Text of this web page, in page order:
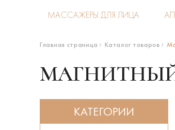
МАССАЖЕРЫ ДЛЯ ЛИЦА
Главная страница Каталог товаров
КАТЕГОРИИ